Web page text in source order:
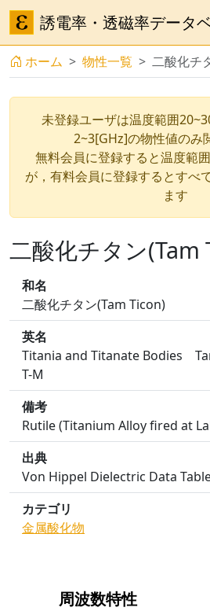
誘電率・透磁率データ
ホーム 物性一覧 二酸化チ
未登録ユーザは温度範囲
2~3[GHz]の物性値のみ
無料会員に登録すると温度範
が，有料会員に登録するとすべ
ます
二酸化チタン(Tam
和名
二酸化チタン(Tam Ticon)
英名
Titania and Titanate Bodies
T-M
備考
Rutile (Titanium Alloy fired at
出典
Von Hippel Dielectric Data
カテゴリ
金属酸化物
周波数特性